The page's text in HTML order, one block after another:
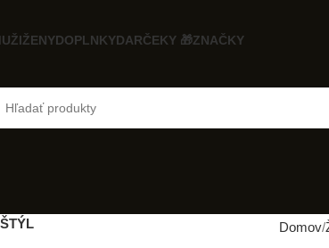
ŽENYDOPLNKYDARČEKY 🎁ZNAČKY
ŠTÝL Domov